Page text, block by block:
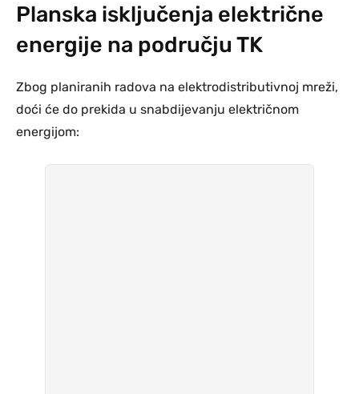
Planska isključenja električne
energije na području TK
Zbog planiranih radova na elektrodistributivnoj mreži,
doći će do prekida u snabdijevanju električnom
energijom: